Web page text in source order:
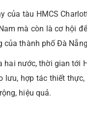
của tàu HMCS
mà còn là cơ hội
của thành phố Đà
nước, thời gian tới
lưu, hợp tác thiết
hiệu quả.